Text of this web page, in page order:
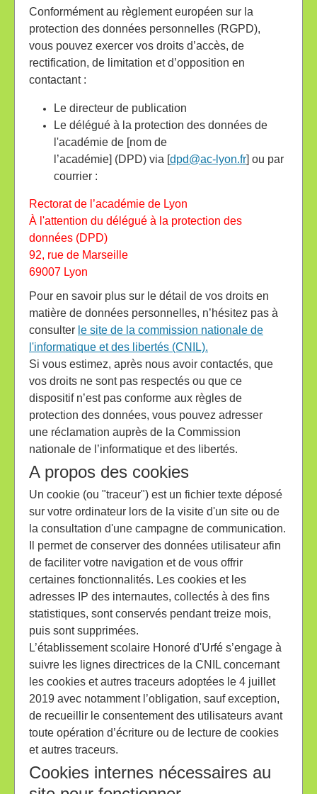
Conformément au règlement européen sur la
protection des données personnelles (RGPD),
vous pouvez exercer vos droits d’accès, de
rectification, de limitation et d’opposition en
contactant :
Le directeur de publication
Le délégué à la protection des données de
l'académie de [nom de
l’académie] (DPD) via [dpd@ac-lyon.fr] ou par
courrier :
Rectorat de l’académie de Lyon
À l'attention du délégué à la protection des
données (DPD)
92, rue de Marseille
69007 Lyon
Pour en savoir plus sur le détail de vos droits en
matière de données personnelles, n’hésitez pas à
consulter le site de la commission nationale de
l'informatique et des libertés (CNIL).
Si vous estimez, après nous avoir contactés, que
vos droits ne sont pas respectés ou que ce
dispositif n’est pas conforme aux règles de
protection des données, vous pouvez adresser
une réclamation auprès de la Commission
nationale de l’informatique et des libertés.
A propos des cookies
Un cookie (ou "traceur") est un fichier texte déposé
sur votre ordinateur lors de la visite d'un site ou de
la consultation d'une campagne de communication.
Il permet de conserver des données utilisateur afin
de faciliter votre navigation et de vous offrir
certaines fonctionnalités. Les cookies et les
adresses IP des internautes, collectés à des fins
statistiques, sont conservés pendant treize mois,
puis sont supprimées.
L’établissement scolaire Honoré d'Urfé s’engage à
suivre les lignes directrices de la CNIL concernant
les cookies et autres traceurs adoptées le 4 juillet
2019 avec notamment l’obligation, sauf exception,
de recueillir le consentement des utilisateurs avant
toute opération d’écriture ou de lecture de cookies
et autres traceurs.
Cookies internes nécessaires au